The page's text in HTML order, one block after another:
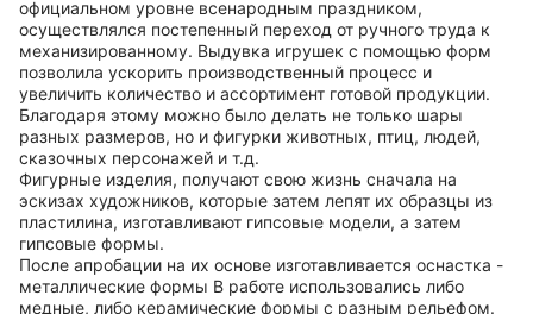
официальном уровне всенародным праздником,
осуществлялся постепенный переход от ручного труда к
механизированному. Выдувка игрушек с помощью форм
позволила ускорить производственный процесс и
увеличить количество и ассортимент готовой продукции.
Благодаря этому можно было делать не только шары
разных размеров, но и фигурки животных, птиц, людей,
сказочных персонажей и т.д.
Фигурные изделия, получают свою жизнь сначала на
эскизах художников, которые затем лепят их образцы из
пластилина, изготавливают гипсовые модели, а затем
гипсовые формы.
После апробации на их основе изготавливается оснастка -
металлические формы В работе использовались либо
медные, либо керамические формы с разным рельефом.